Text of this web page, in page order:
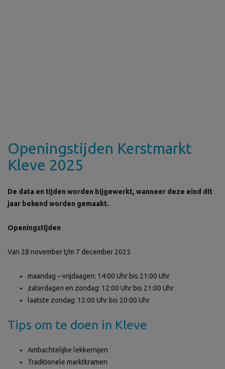
Openingstijden Kerstmarkt
Kleve 2025
De data en tijden worden bijgewerkt, wanneer deze eind dit
jaar bekend worden gemaakt.
Openingstijden
Van 28 november t/m 7 december 2025
maandag – vrijdaagen: 14:00 Uhr bis 21:00 Uhr
zaterdagen en zondag: 12:00 Uhr bis 21:00 Uhr
laatste zondag: 12:00 Uhr bis 20:00 Uhr
Tips om te doen in Kleve
Ambachtelijke lekkernijen
Traditionele marktkramen